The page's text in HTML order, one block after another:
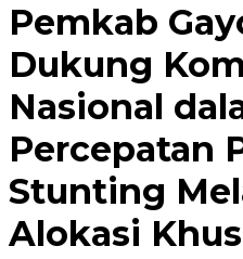
Pemkab
Dukung
Nasional
Percepatan
Stunting
Alokasi